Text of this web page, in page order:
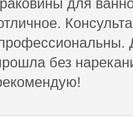
раковины для
без